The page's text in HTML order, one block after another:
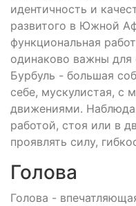
идентичность и
развитого в Южной
функциональная
одинаково важны для
Бурбуль - большая
себе, мускулистая,
движениями.
работой, стоя или в
проявлять силу,
Голова
Голова -